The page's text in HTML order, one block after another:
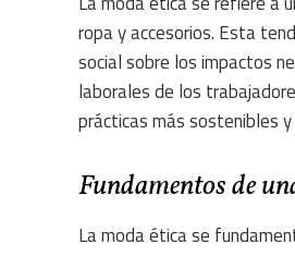
ropa y accesorios. Esta
social sobre los impactos
laborales de los
prácticas más sostenibles
Fundamentos de
La moda ética se